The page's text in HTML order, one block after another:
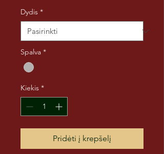
Dydis *
Spalva *
Kiekis *
Pridėti į krepšelį